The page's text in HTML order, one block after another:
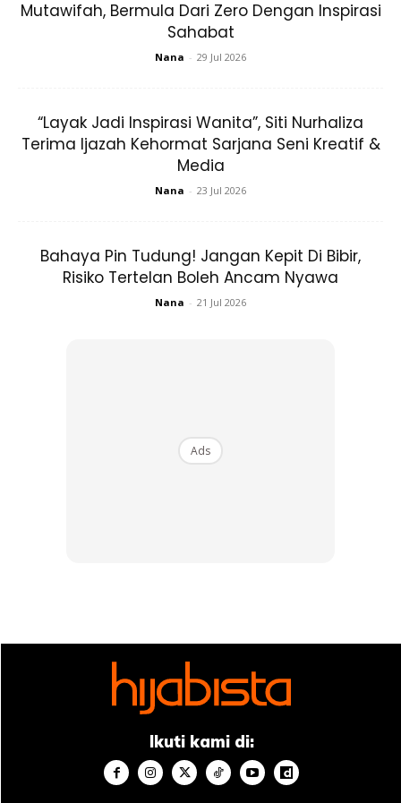
Mutawifah, Bermula Dari Zero Dengan Inspirasi
Sahabat
Nana - 29 Jul 2026
“Layak Jadi Inspirasi Wanita”, Siti Nurhaliza
Terima Ijazah Kehormat Sarjana Seni Kreatif &
Media
Nana - 23 Jul 2026
Bahaya Pin Tudung! Jangan Kepit Di Bibir,
Risiko Tertelan Boleh Ancam Nyawa
Nana - 21 Jul 2026
Ads
Ikuti kami di: